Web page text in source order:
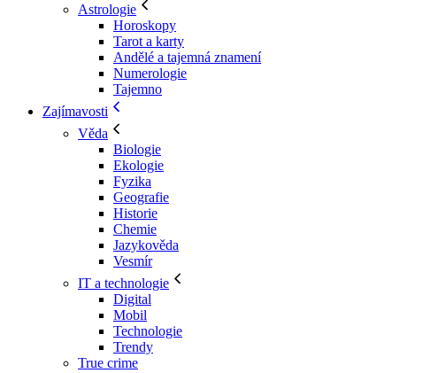
Astrologie
Horoskopy
Tarot a karty
Andělé a tajemná znamení
Numerologie
Tajemno
Zajímavosti
Věda
Biologie
Ekologie
Fyzika
Geografie
Historie
Chemie
Jazykověda
Vesmír
IT a technologie
Digital
Mobil
Technologie
Trendy
True crime